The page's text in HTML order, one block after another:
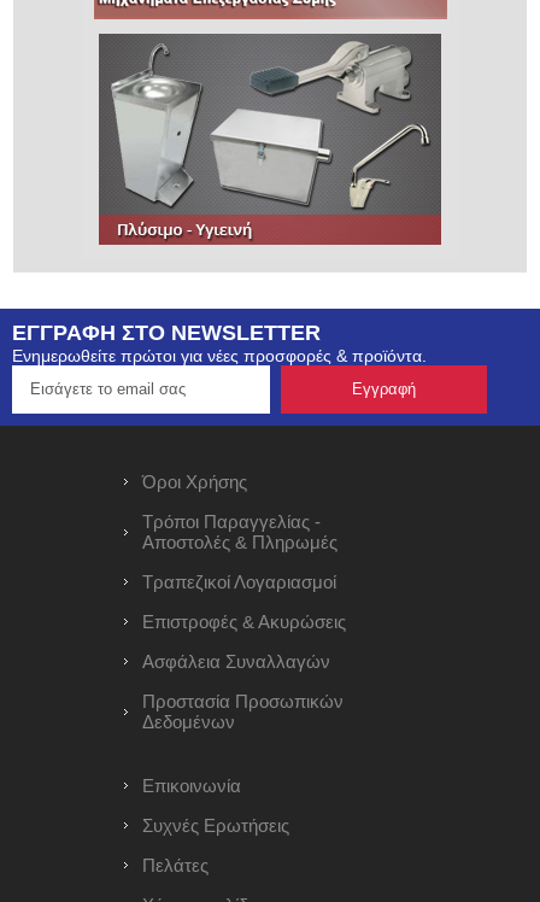
ΕΓΓΡΑΦΗ ΣΤΟ NEWSLETTER
Ενημερωθείτε πρώτοι για νέες προσφορές & προϊόντα.
Όροι Χρήσης
Τρόποι Παραγγελίας -
Αποστολές & Πληρωμές
Τραπεζικοί Λογαριασμοί
Επιστροφές & Ακυρώσεις
Ασφάλεια Συναλλαγών
Προστασία Προσωπικών
Δεδομένων
Επικοινωνία
Συχνές Ερωτήσεις
Πελάτες